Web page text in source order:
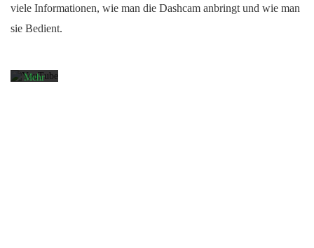
viele Informationen, wie man die Dashcam anbringt und wie man
sie Bedient.
Videos
Sie die
Mehr